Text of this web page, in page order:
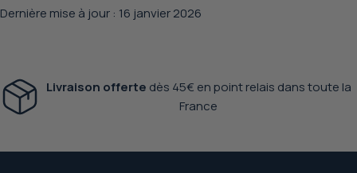
Dernière mise à jour : 16 janvier 2026
Livraison offerte dès 45€ en point relais dans toute la
France